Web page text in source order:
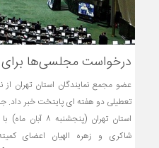
درخواست مجلسی‌ها برای
عضو مجمع نمایندگان استان تهران از
تعطیلی دو هفته ای پایتخت خبر داد.
استان تهران
شاکری و زهره الهیان اعضای